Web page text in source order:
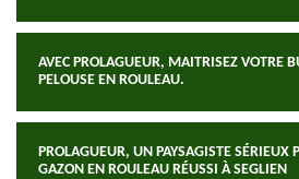
AVEC PROLAGUEUR, MAITRISEZ VOTRE
PELOUSE EN ROULEAU.
PROLAGUEUR, UN PAYSAGISTE SÉRIEUX
GAZON EN ROULEAU RÉUSSI À SEGLIEN